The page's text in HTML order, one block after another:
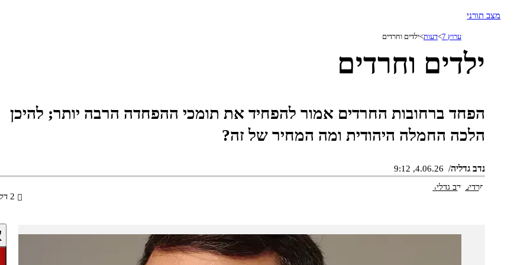
מצב תורני
ערוץ 7 דעות ילדים וחרדים
ילדים וחרדים
הפחד ברחובות החרדים אמור להפחיד את תומכי ההפחדה הרבה יותר; להיכן
הלכה החמלה היהודית ומה המחיר של זה?
נדב גדליה
4.06.26, 9:12
חרדים נדב גדליה
2 דקות